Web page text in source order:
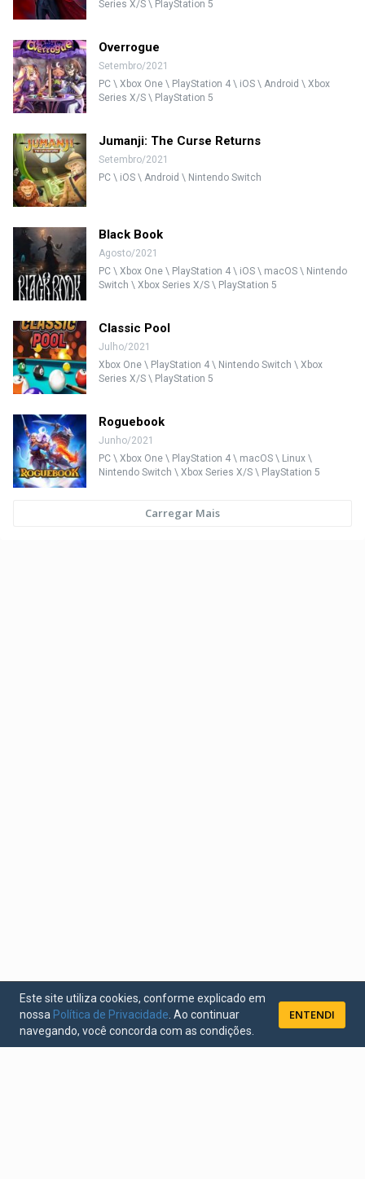
Series X/S \ PlayStation 5
Overrogue
Setembro/2021
PC \ Xbox One \ PlayStation 4 \ iOS \ Android \ Xbox
Series X/S \ PlayStation 5
Jumanji: The Curse Returns
Setembro/2021
PC \ iOS \ Android \ Nintendo Switch
Black Book
Agosto/2021
PC \ Xbox One \ PlayStation 4 \ iOS \ macOS \ Nintendo
Switch \ Xbox Series X/S \ PlayStation 5
Classic Pool
Julho/2021
Xbox One \ PlayStation 4 \ Nintendo Switch \ Xbox
Series X/S \ PlayStation 5
Roguebook
Junho/2021
PC \ Xbox One \ PlayStation 4 \ macOS \ Linux \
Nintendo Switch \ Xbox Series X/S \ PlayStation 5
Carregar Mais
Este site utiliza cookies, conforme explicado em
nossa Política de Privacidade . Ao continuar
navegando, você concorda com as condições.
ENTENDI